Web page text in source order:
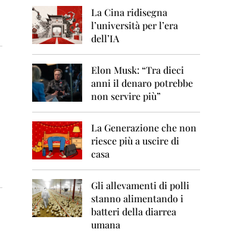
La Cina ridisegna
l’università per l’era
dell’IA
Elon Musk: “Tra dieci
anni il denaro potrebbe
non servire più”
La Generazione che non
riesce più a uscire di
casa
Gli allevamenti di polli
stanno alimentando i
batteri della diarrea
umana